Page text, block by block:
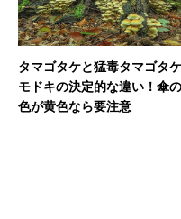
タマゴタケと猛毒タマゴタケ
モドキの決定的な違い！傘の
色が黄色なら要注意